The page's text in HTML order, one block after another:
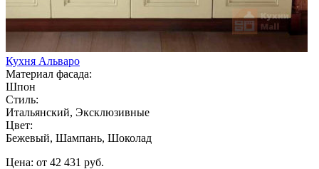
Кухня Альваро
Материал фасада:
Шпон
Стиль:
Итальянский, Эксклюзивные
Цвет:
Бежевый, Шампань, Шоколад
Цена: от 42 431 руб.